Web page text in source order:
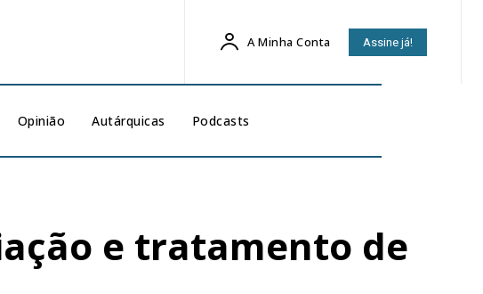
A Minha Conta Assine já!
Opinião Autárquicas Podcasts
e tratamento de